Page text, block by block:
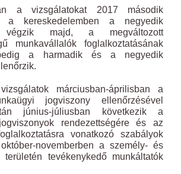
a vizsgálatokat 2017 második
a kereskedelemben a negyedik
végzik majd, a megváltozott
munkavállalók foglalkoztatásának
a harmadik és a negyedik
márciusban-áprilisban a
jogviszony ellenőrzésével
június-júliusban következik a
rendezettségére és az
vonatkozó szabályok
novemberben a személy- és
területén tevékenykedő munkáltatók